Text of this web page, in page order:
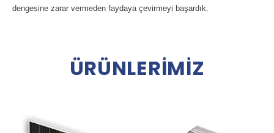
dengesine zarar vermeden faydaya çevirmeyi başardık.
ÜRÜNLERİMİZ